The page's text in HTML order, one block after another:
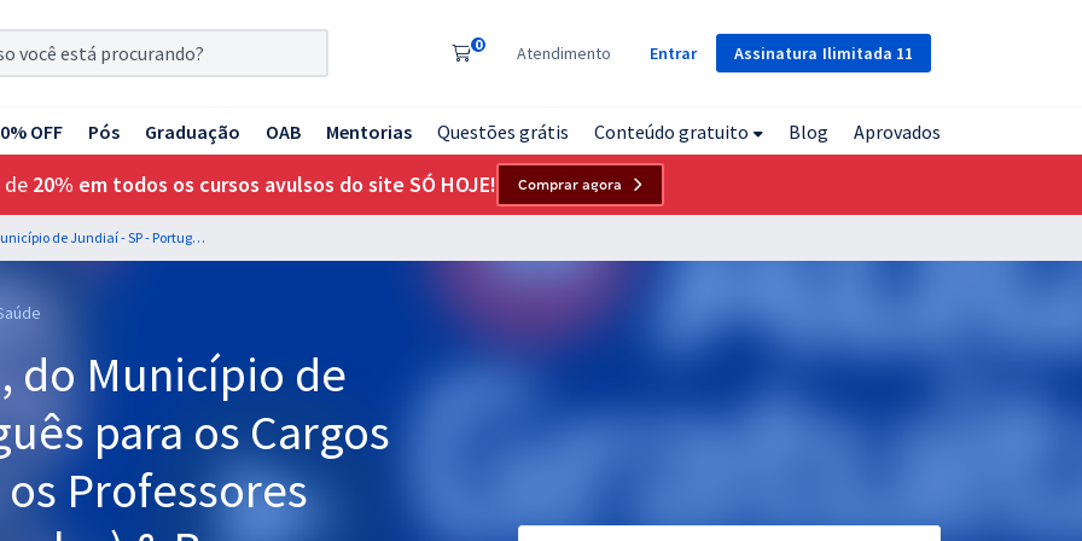
Assinatura Ilimitada 11
0 Atendimento Entrar
OFF Pós Graduação OAB Mentorias Questões grátis Conteúdo gratuito Blog Aprovados
de 20% em todos os cursos avulsos do site SÓ HOJE! Comprar agora
DAE - Água e Esgoto, do Município de Jundiaí - SP - Português para os Cargos de Nível Médio com os Professores Lucas Lemos (Videoaulas) & Bruno Pilastre e Gustavo Silva (Aulas em PDF)
do Município de
para os Cargos
Professores